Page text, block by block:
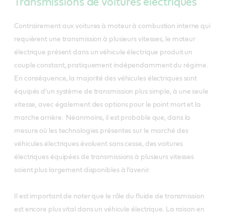
Contrairement aux voitures à moteur à combustion interne qui
requièrent une transmission à plusieurs vitesses, le moteur
électrique présent dans un véhicule électrique produit un
couple constant, pratiquement indépendamment du régime.
En conséquence, la majorité des véhicules électriques sont
équipés d’un système de transmission plus simple, à une seule
vitesse, avec également des options pour le point mort et la
marche arrière. Néanmoins, il est probable que, dans la
mesure où les technologies présentes sur le marché des
véhicules électriques évoluent sans cesse, des voitures
électriques équipées de transmissions à plusieurs vitesses
soient plus largement disponibles à l’avenir.
Il est important de noter que le rôle du fluide de transmission
est encore plus vital dans un véhicule électrique. La raison en